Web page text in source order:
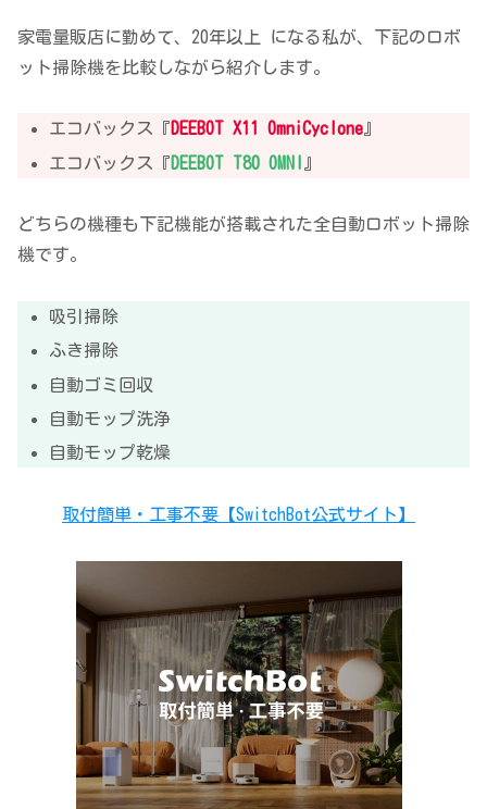
家電量販店に勤めて、20年以上 になる私が、下記のロボ
ット掃除機を比較しながら紹介します。
エコバックス『DEEBOT X11 OmniCyclone』
エコバックス『 DEEBOT T80 OMNI 』
どちらの機種も下記機能が搭載された全自動ロボット掃除
機です。
吸引掃除
ふき掃除
自動ゴミ回収
自動モップ洗浄
自動モップ乾燥
取付簡単・工事不要【SwitchBot公式サイト】